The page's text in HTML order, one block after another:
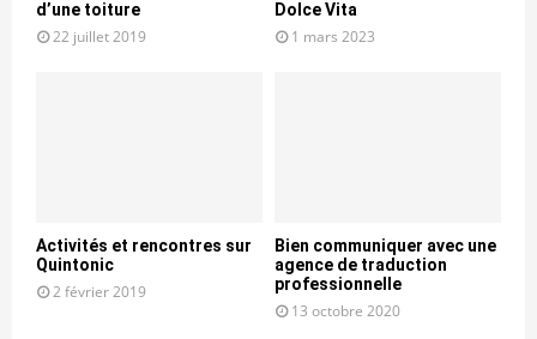
d’une toiture
22 juillet 2019
Dolce Vita
1 mars 2023
Activités et rencontres sur
Quintonic
2 février 2019
Bien communiquer avec une
agence de traduction
professionnelle
13 octobre 2020